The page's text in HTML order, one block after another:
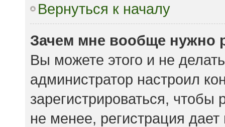
Вернуться к началу
Зачем мне вообще нужно
Вы можете этого и не
администратор настроил
зарегистрироваться,
не менее, регистрация